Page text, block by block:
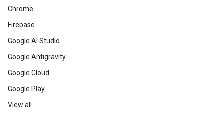
Chrome
Firebase
Google AI Studio
Google Antigravity
Google Cloud
Google Play
View all